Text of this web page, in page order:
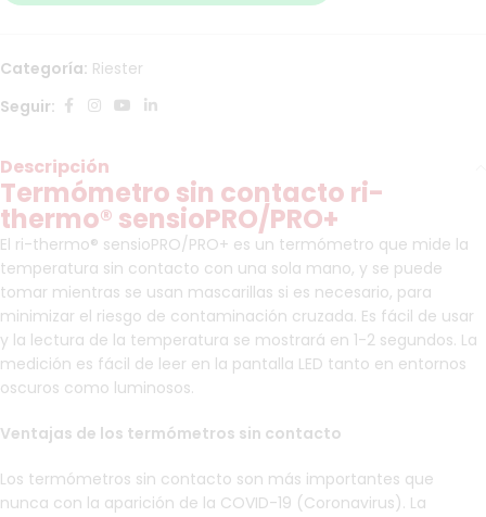
Categoría: Riester
Seguir:
Descripción
Termómetro sin contacto ri-
thermo® sensioPRO/PRO+
El ri-thermo® sensioPRO/PRO+ es un termómetro que mide la
temperatura sin contacto con una sola mano, y se puede
tomar mientras se usan mascarillas si es necesario, para
minimizar el riesgo de contaminación cruzada. Es fácil de usar
y la lectura de la temperatura se mostrará en 1-2 segundos. La
medición es fácil de leer en la pantalla LED tanto en entornos
oscuros como luminosos.
Ventajas de los termómetros sin contacto
Los termómetros sin contacto son más importantes que
nunca con la aparición de la COVID-19 (Coronavirus). La